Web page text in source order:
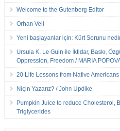
Welcome to the Gutenberg Editor
Orhan Veli
Yeni başlayanlar için: Kürt Sorunu
Ursula K. Le Guin ile İktidar, Baskı,
Oppression, Freedom / MARIA
20 Life Lessons from Native
Niçin Yazarız? / John Updike
Pumpkin Juice to reduce Cholesterol,
Triglycerides